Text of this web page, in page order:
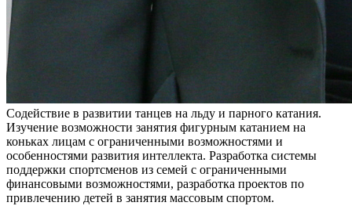
Содействие в развитии танцев на льду и парного катания.
Изучение возможности занятия фигурным катанием на
коньках лицам с ограниченными возможностями и
особенностями развития интеллекта. Разработка системы
поддержки спортсменов из семей с ограниченными
финансовыми возможностями, разработка проектов по
привлечению детей в занятия массовым спортом.